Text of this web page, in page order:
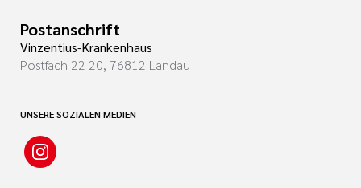
Postanschrift
Vinzentius-Krankenhaus
Postfach 22 20, 76812 Landau
UNSERE SOZIALEN MEDIEN